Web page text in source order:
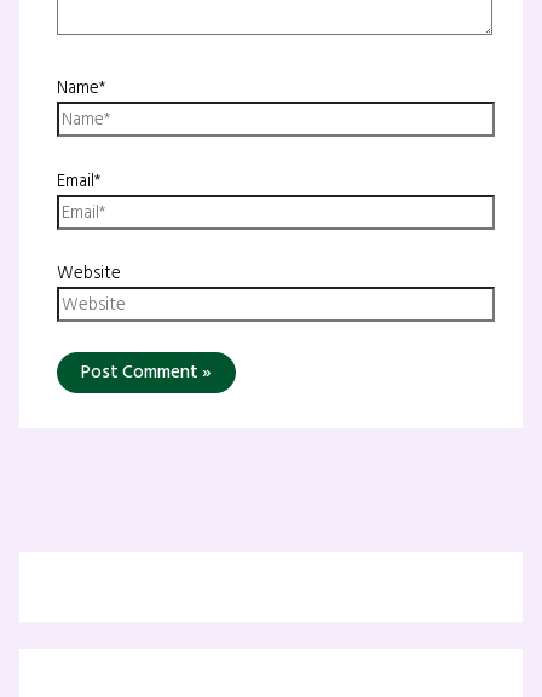
Name*
Email*
Website